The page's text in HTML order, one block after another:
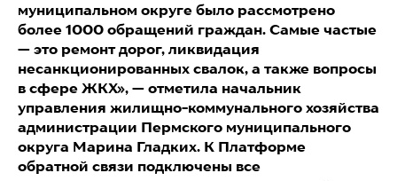
муниципальном округе было рассмотрено
более 1000 обращений граждан. Самые частые
— это ремонт дорог, ликвидация
несанкционированных свалок, а также вопросы
в сфере ЖКХ», — отметила начальник
управления жилищно-коммунального хозяйства
администрации Пермского муниципального
округа Марина Гладких. К Платформе
обратной связи подключены все